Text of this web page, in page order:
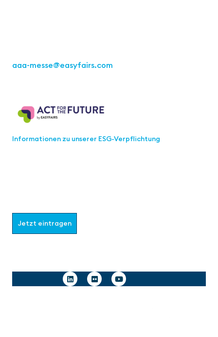
aaa-messe@easyfairs.com
Informationen zu unserer ESG-Verpflichtung
Jetzt eintragen